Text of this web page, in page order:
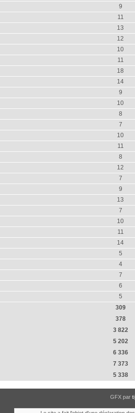
9
11
13
12
10
11
18
14
9
10
8
7
10
11
8
12
7
9
13
7
10
11
14
5
4
7
6
5
309
378
3 822
5 202
6 336
7 373
5 338
GFX par